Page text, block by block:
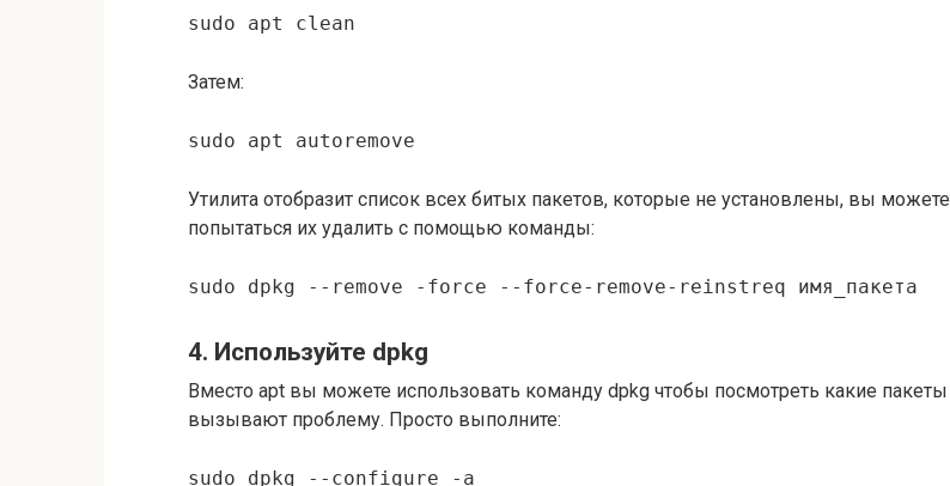
sudo apt clean
Затем:
sudo apt autoremove
Утилита отобразит список всех битых пакетов, которые не установлены, вы можете
попытаться их удалить с помощью команды:
sudo dpkg --remove -force --force-remove-reinstreq имя_пакета
4. Используйте dpkg
Вместо apt вы можете использовать команду dpkg чтобы посмотреть какие пакеты
вызывают проблему. Просто выполните:
sudo dpkg --configure -a